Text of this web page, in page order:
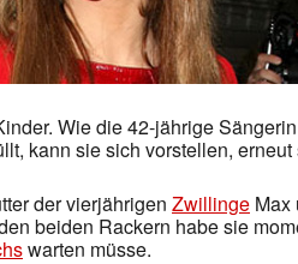
Wie die 42-jährige
kann sie sich vorstellen,
der vierjährigen Zwillinge Max
beiden Rackern habe sie
warten müsse.